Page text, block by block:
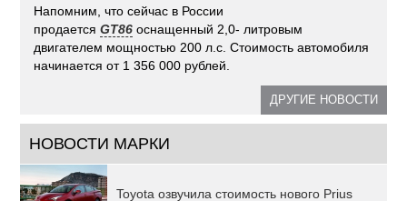
Напомним, что сейчас в России
продаетсяGT86 оснащенный 2,0- литровым
двигателем мощностью 200 л.с. Стоимость автомобиля
начинается от 1 356 000 рублей.
ДРУГИЕ НОВОСТИ
НОВОСТИ МАРКИ
Toyota озвучила стоимость нового Prius